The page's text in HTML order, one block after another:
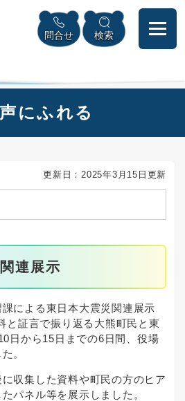
ーを飛ばして本文へ
問合せ 検索
にふれる
更新日：2025年3月15日更新
連展示
による東日本大震災関連展示
と証言で振り返る大熊町民と東
日から15日までの6日間、役場
。
収集した資料や町民の方のヒア
パネル等を展示しました。